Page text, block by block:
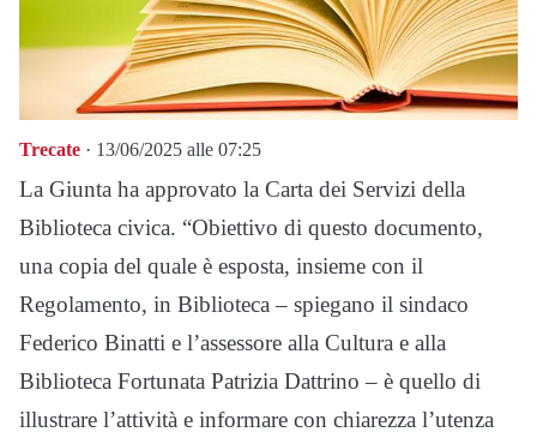
Trecate · 13/06/2025 alle 07:25
La Giunta ha approvato la Carta dei Servizi della
Biblioteca civica. “Obiettivo di questo documento,
una copia del quale è esposta, insieme con il
Regolamento, in Biblioteca – spiegano il sindaco
Federico Binatti e l’assessore alla Cultura e alla
Biblioteca Fortunata Patrizia Dattrino – è quello di
illustrare l’attività e informare con chiarezza l’utenza